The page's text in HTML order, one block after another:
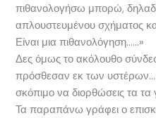
πιθανολογήσω μπορώ,
απλουστευμένου σχήματος
Είναι μια πιθανολόγηση……»
Δες όμως το ακόλουθο
πρόσθεσαν εκ των
σκόπιμο να διορθώσεις τα
Τα παραπάνω γράφει ο